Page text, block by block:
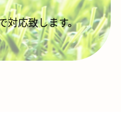
対応致します。